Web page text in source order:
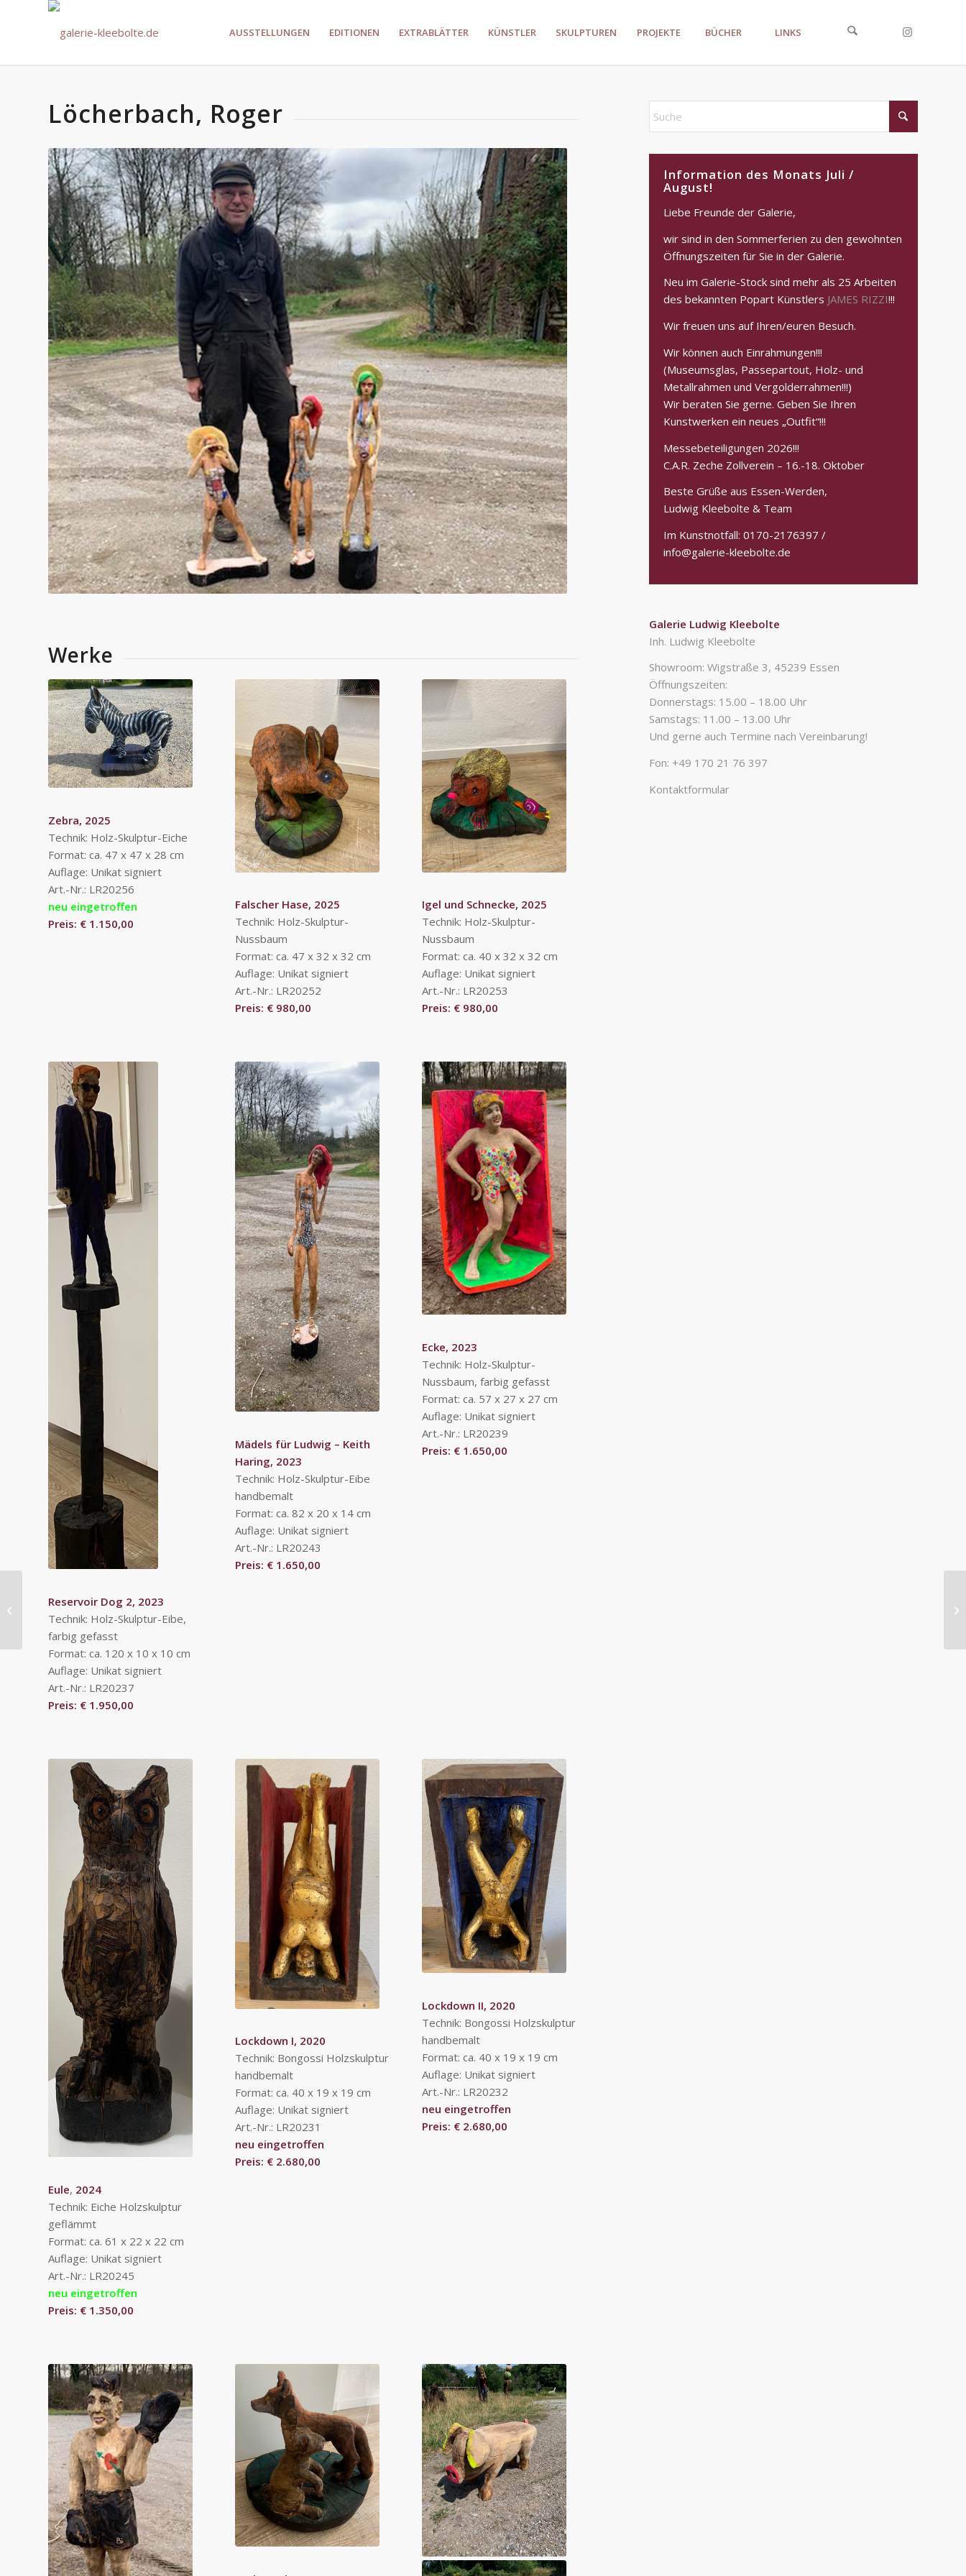
AUSSTELLUNGEN EDITIONEN EXTRABLÄTTER KÜNSTLER SKULPTUREN PROJEKTE BÜCHER LINKS
Löcherbach, Roger
Werke
Zebra, 2025
Technik: Holz-Skulptur-Eiche
Format: ca. 47 x 47 x 28 cm
Auflage: Unikat signiert
Art.-Nr.: LR20256
neu eingetroffen
Preis: € 1.150,00
Falscher Hase, 2025
Technik: Holz-Skulptur-
Nussbaum
Format: ca. 47 x 32 x 32 cm
Auflage: Unikat signiert
Art.-Nr.: LR20252
Preis: € 980,00
Igel und Schnecke, 2025
Technik: Holz-Skulptur-
Nussbaum
Format: ca. 40 x 32 x 32 cm
Auflage: Unikat signiert
Art.-Nr.: LR20253
Preis: € 980,00
Reservoir Dog 2, 2023
Technik: Holz-Skulptur-Eibe,
farbig gefasst
Format: ca. 120 x 10 x 10 cm
Auflage: Unikat signiert
Art.-Nr.: LR20237
Preis: € 1.950,00
Mädels für Ludwig – Keith
Haring, 2023
Technik: Holz-Skulptur-Eibe
handbemalt
Format: ca. 82 x 20 x 14 cm
Auflage: Unikat signiert
Art.-Nr.: LR20243
Preis: € 1.650,00
Ecke, 2023
Technik: Holz-Skulptur-
Nussbaum, farbig gefasst
Format: ca. 57 x 27 x 27 cm
Auflage: Unikat signiert
Art.-Nr.: LR20239
Preis: € 1.650,00
Eule, 2024
Technik: Eiche Holzskulptur
geflämmt
Format: ca. 61 x 22 x 22 cm
Auflage: Unikat signiert
Art.-Nr.: LR20245
neu eingetroffen
Preis: € 1.350,00
Lockdown I, 2020
Technik: Bongossi Holzskulptur
handbemalt
Format: ca. 40 x 19 x 19 cm
Auflage: Unikat signiert
Art.-Nr.: LR20231
neu eingetroffen
Preis: € 2.680,00
Lockdown II, 2020
Technik: Bongossi Holzskulptur
handbemalt
Format: ca. 40 x 19 x 19 cm
Auflage: Unikat signiert
Art.-Nr.: LR20232
neu eingetroffen
Preis: € 2.680,00
Information des Monats Juli /
August!
Liebe Freunde der Galerie,
wir sind in den Sommerferien zu den gewohnten
Öffnungszeiten für Sie in der Galerie.
Neu im Galerie-Stock sind mehr als 25 Arbeiten
des bekannten Popart Künstlers JAMES RIZZI!!!
Wir freuen uns auf Ihren/euren Besuch.
Wir können auch Einrahmungen!!!
(Museumsglas, Passepartout, Holz- und
Metallrahmen und Vergolderrahmen!!!)
Wir beraten Sie gerne. Geben Sie Ihren
Kunstwerken ein neues „Outfit“!!!
Messebeteiligungen 2026!!!
C.A.R. Zeche Zollverein – 16.-18. Oktober
Beste Grüße aus Essen-Werden,
Ludwig Kleebolte & Team
Im Kunstnotfall: 0170-2176397 /
info@galerie-kleebolte.de
Galerie Ludwig Kleebolte
Inh. Ludwig Kleebolte
Showroom: Wigstraße 3, 45239 Essen
Öffnungszeiten:
Donnerstags: 15.00 – 18.00 Uhr
Samstags: 11.00 – 13.00 Uhr
Und gerne auch Termine nach Vereinbarung!
Fon: +49 170 21 76 397
Kontaktformular
Labisch, Thaddäus